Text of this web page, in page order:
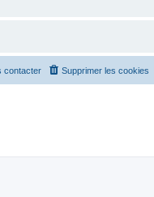
Supprimer les cookies
contacter